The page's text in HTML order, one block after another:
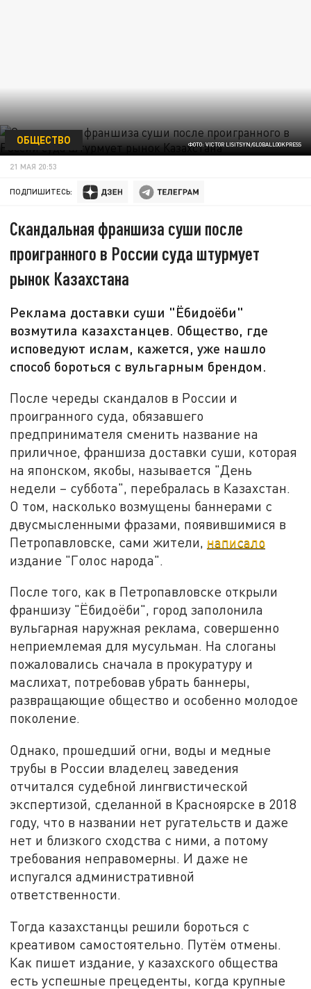
ФОТО: VICTOR LISITSYN/GLOBALLOOKPRESS
ОБЩЕСТВО
21 МАЯ 20:53
ПОДПИШИТЕСЬ:
Скандальная франшиза суши после
проигранного в России суда штурмует
рынок Казахстана
Реклама доставки суши "Ёбидоёби"
возмутила казахстанцев. Общество, где
исповедуют ислам, кажется, уже нашло
способ бороться с вульгарным брендом.
После череды скандалов в России и
проигранного суда, обязавшего
предпринимателя сменить название на
приличное, франшиза доставки суши, которая
на японском, якобы, называется "День
недели – суббота", перебралась в Казахстан.
О том, насколько возмущены баннерами с
двусмысленными фразами, появившимися в
Петропавловске, сами жители, написало
издание "Голос народа".
После того, как в Петропавловске открыли
франшизу "Ёбидоёби", город заполонила
вульгарная наружная реклама, совершенно
неприемлемая для мусульман. На слоганы
пожаловались сначала в прокуратуру и
маслихат, потребовав убрать баннеры,
развращающие общество и особенно молодое
поколение.
Однако, прошедший огни, воды и медные
трубы в России владелец заведения
отчитался судебной лингвистической
экспертизой, сделанной в Красноярске в 2018
году, что в названии нет ругательств и даже
нет и близкого сходства с ними, а потому
требования неправомерны. И даже не
испугался административной
ответственности.
Тогда казахстанцы решили бороться с
креативом самостоятельно. Путём отмены.
Как пишет издание, у казахского общества
есть успешные прецеденты, когда крупные